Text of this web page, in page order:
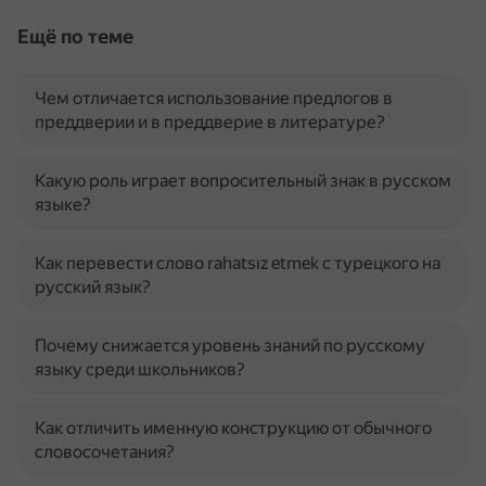
Ещё по теме
Чем отличается использование предлогов в
преддверии и в преддверие в литературе?
Какую роль играет вопросительный знак в русском
языке?
Как перевести слово rahatsız etmek с турецкого на
русский язык?
Почему снижается уровень знаний по русскому
языку среди школьников?
Как отличить именную конструкцию от обычного
словосочетания?